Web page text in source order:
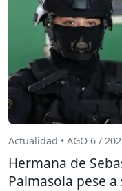
Actualidad • AGO 6 /
Hermana de
Palmasola pese